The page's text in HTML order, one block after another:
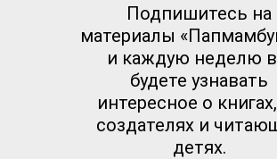
Подпишитесь на
материалы
и каждую неделю
будете узнавать
интересное о
создателях и
детях.